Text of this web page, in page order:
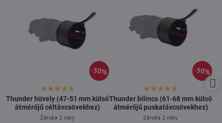
50%
Thunder hüvely (47-51 mm külső
átmérőjű céltávcsövekhez)
Záruka 2 roky
50%
Thunder bilincs (61-68 mm külső
átmérőjű puskatávcsövekhez)
Záruka 2 roky